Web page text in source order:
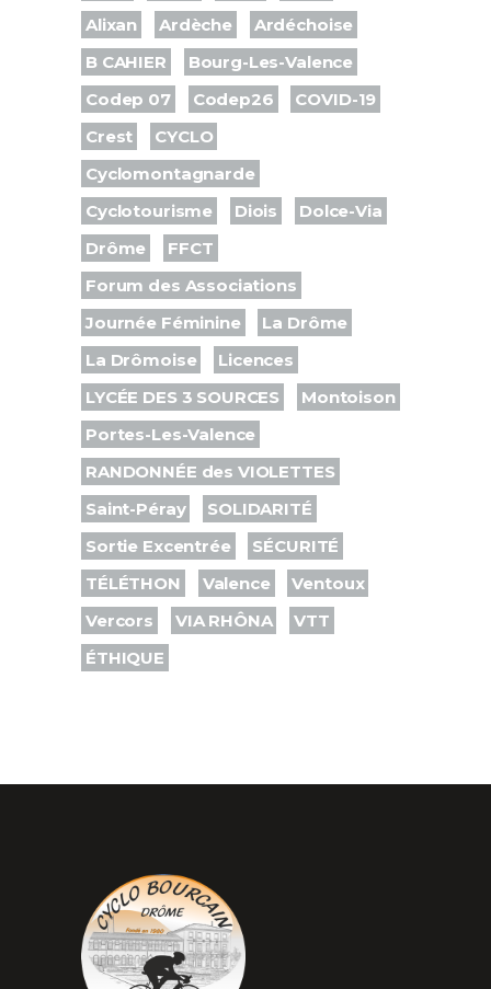
Alixan
Ardèche
Ardéchoise
B CAHIER
Bourg-Les-Valence
Codep 07
Codep26
COVID-19
Crest
CYCLO
Cyclomontagnarde
Cyclotourisme
Diois
Dolce-Via
Drôme
FFCT
Forum des Associations
Journée Féminine
La Drôme
La Drômoise
Licences
LYCÉE DES 3 SOURCES
Montoison
Portes-Les-Valence
RANDONNÉE des VIOLETTES
Saint-Péray
SOLIDARITÉ
Sortie Excentrée
SÉCURITÉ
TÉLÉTHON
Valence
Ventoux
Vercors
VIA RHÔNA
VTT
ÉTHIQUE